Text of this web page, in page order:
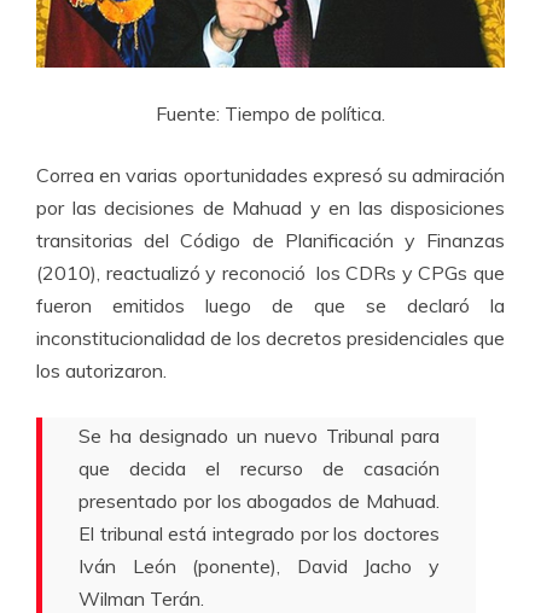
Fuente: Tiempo de política.
Correa en varias oportunidades expresó su admiración
por las decisiones de Mahuad y en las disposiciones
transitorias del Código de Planificación y Finanzas
(2010), reactualizó y reconoció los CDRs y CPGs que
fueron emitidos luego de que se declaró la
inconstitucionalidad de los decretos presidenciales que
los autorizaron.
Se ha designado un nuevo Tribunal para
que decida el recurso de casación
presentado por los abogados de Mahuad.
El tribunal está integrado por los doctores
Iván León (ponente), David Jacho y
Wilman Terán.